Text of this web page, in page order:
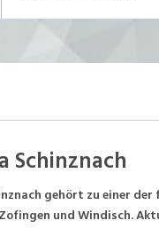
Schinznach
gehört zu einer
und Windisch.